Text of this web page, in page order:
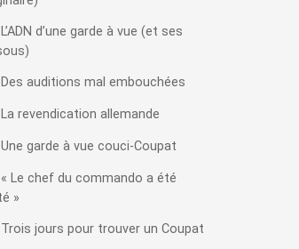
d’une garde à vue (et ses
auditions mal embouchées
La revendication allemande
garde à vue couci-Coupat
Le chef du commando a été
»
jours pour trouver un Coupat